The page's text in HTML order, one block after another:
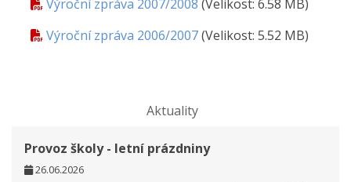
Výroční zpráva 2007/2008 (Velikost: 6.58 MB)
Výroční zpráva 2006/2007(Velikost: 5.52 MB)
Aktuality
Provoz školy - letní prázdniny
26.06.2026